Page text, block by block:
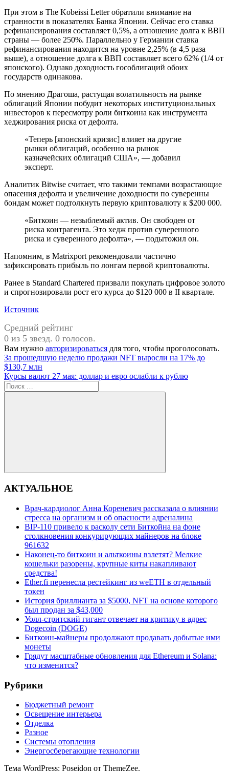
При этом в The Kobeissi Letter обратили внимание на
странности в показателях Банка Японии. Сейчас его ставка
рефинансирования составляет 0,5%, а отношение долга к ВВП
страны — более 250%. Параллельно у Германии ставка
рефинансирования находится на уровне 2,25% (в 4,5 раза
выше), а отношение долга к ВВП составляет всего 62% (1/4 от
японского). Однако доходность гособлигаций обоих
государств одинакова.
По мнению Драгоша, растущая волатильность на рынке
облигаций Японии побудит некоторых институциональных
инвесторов к пересмотру роли биткоина как инструмента
хеджирования риска от дефолта.
«Теперь [японский кризис] влияет на другие
рынки облигаций, особенно на рынок
казначейских облигаций США», — добавил
эксперт.
Аналитик Bitwise считает, что такими темпами возрастающие
опасения дефолта и увеличение доходности по суверенны
бондам может подтолкнуть первую криптовалюту к $200 000.
«Биткоин — незыблемый актив. Он свободен от
риска контрагента. Это хедж против суверенного
риска и суверенного дефолта», — подытожил он.
Напомним, в Matrixport рекомендовали частично
зафиксировать прибыль по лонгам первой криптовалюты.
Ранее в Standard Chartered призвали покупать цифровое золото
и спрогнозировали рост его курса до $120 000 в II квартале.
Источник
Средний рейтинг
0 из 5 звезд. 0 голосов.
Вам нужно авторизироваться для того, чтобы проголосовать.
TradingView
Навигация
по
записям
Предыдущая
запись:
За прошедшую неделю продажи NFT выросли на 17% до
$130,7 млн
Следующая
запись:
Курсы валют 27 мая: доллар и евро ослабли к рублю
Поиск
для:
Поиск
АКТУАЛЬНОЕ
Врач-кардиолог Анна Кореневич рассказала о влиянии
стресса на организм и об опасности адреналина
BIP-110 привело к расколу сети Биткойна на фоне
столкновения конкурирующих майнеров на блоке
961632
Наконец-то биткоин и альткоины взлетят? Мелкие
кошельки разорены, крупные киты накапливают
средства!
Ether.fi перенесла рестейкинг из weETH в отдельный
токен
История бриллианта за $5000, NFT на основе которого
был продан за $43,000
Уолл-стритский гигант отвечает на критику в адрес
Dogecoin (DOGE)
Биткоин-майнеры продолжают продавать добытые ими
монеты
Грядут масштабные обновления для Ethereum и Solana:
что изменится?
Рубрики
Бюджетный ремонт
Освещение интерьера
Отделка
Разное
Системы отопления
Энергосберегающие технологии
Тема WordPress: Poseidon от ThemeZee.